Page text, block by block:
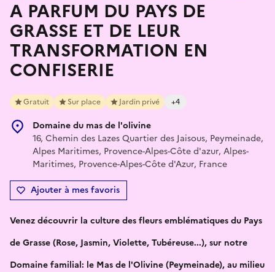
A PARFUM DU PAYS DE
GRASSE ET DE LEUR
TRANSFORMATION EN
CONFISERIE
Gratuit Sur place Jardin privé +4
Domaine du mas de l'olivine
16, Chemin des Lazes Quartier des Jaisous, Peymeinade,
Alpes Maritimes, Provence-Alpes-Côte d'azur, Alpes-
Maritimes, Provence-Alpes-Côte d'Azur, France
Ajouter à mes favoris
Venez découvrir la culture des fleurs emblématiques du Pays
de Grasse (Rose, Jasmin, Violette, Tubéreuse...), sur notre
Domaine familial: le Mas de l'Olivine (Peymeinade), au milieu